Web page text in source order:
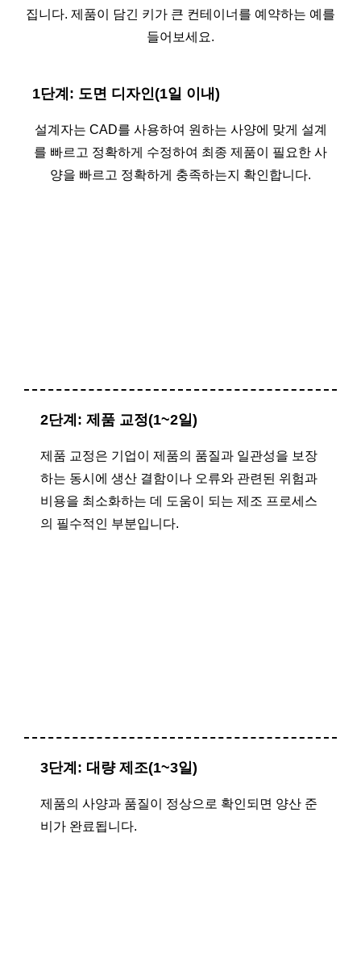
집니다. 제품이 담긴 키가 큰 컨테이너를 예약하는 예를
들어보세요.
1단계: 도면 디자인(1일 이내)
설계자는 CAD를 사용하여 원하는 사양에 맞게 설계
를 빠르고 정확하게 수정하여 최종 제품이 필요한 사
양을 빠르고 정확하게 충족하는지 확인합니다.
2단계: 제품 교정(1~2일)
제품 교정은 기업이 제품의 품질과 일관성을 보장
하는 동시에 생산 결함이나 오류와 관련된 위험과
비용을 최소화하는 데 도움이 되는 제조 프로세스
의 필수적인 부분입니다.
3단계: 대량 제조(1~3일)
제품의 사양과 품질이 정상으로 확인되면 양산 준
비가 완료됩니다.